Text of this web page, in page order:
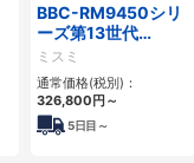
BBC-RM9450シリ
ーズ第13世代
Core・12世代
Celeron対応ラック
マウント4PCIe
ミスミ
通常価格(税別)：
326,800円～
5日目～